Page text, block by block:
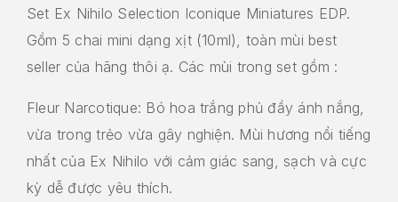
Set Ex Nihilo Selection Iconique Miniatures EDP.
Gồm 5 chai mini dạng xịt (10ml), toàn mùi best
seller của hãng thôi ạ. Các mùi trong set gồm :
Fleur Narcotique: Bó hoa trắng phủ đầy ánh nắng,
vừa trong trẻo vừa gây nghiện. Mùi hương nổi tiếng
nhất của Ex Nihilo với cảm giác sang, sạch và cực
kỳ dễ được yêu thích.